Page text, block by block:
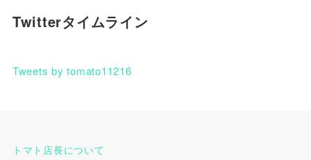
Twitterタイムライン
Tweets by tomato11216
トマト店長について